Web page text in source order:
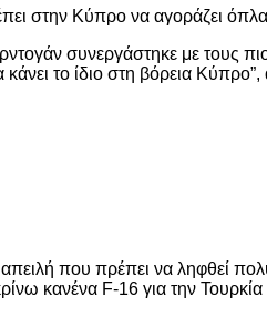
στην Κύπρο να αγοράζει
συνεργάστηκε με τους
κάνει το ίδιο στη βόρεια Κύπρο”,
απειλή που πρέπει να
κανένα F-16 για την Τουρκία